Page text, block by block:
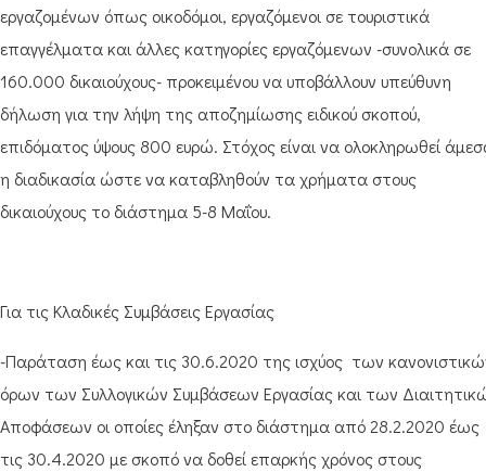
εργαζομένων όπως οικοδόμοι, εργαζόμενοι σε τουριστικά
επαγγέλματα και άλλες κατηγορίες εργαζόμενων -συνολικά σε
160.000 δικαιούχους- προκειμένου να υποβάλλουν υπεύθυνη
δήλωση για την λήψη της αποζημίωσης ειδικού σκοπού,
επιδόματος ύψους 800 ευρώ. Στόχος είναι να ολοκληρωθεί
η διαδικασία ώστε να καταβληθούν τα χρήματα στους
δικαιούχους το διάστημα 5-8 Μαΐου.
Για τις Κλαδικές Συμβάσεις Εργασίας
-Παράταση έως και τις 30.6.2020 της ισχύος των
όρων των Συλλογικών Συμβάσεων Εργασίας και των
Αποφάσεων οι οποίες έληξαν στο διάστημα από 28.2.2020 έως
τις 30.4.2020 με σκοπό να δοθεί επαρκής χρόνος στους